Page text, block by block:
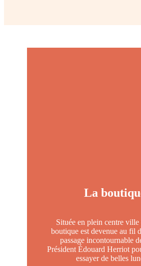
La
Située en plein centre
boutique est devenue au fil
passage incontournable
Président Édouard Herriot
essayer de belles